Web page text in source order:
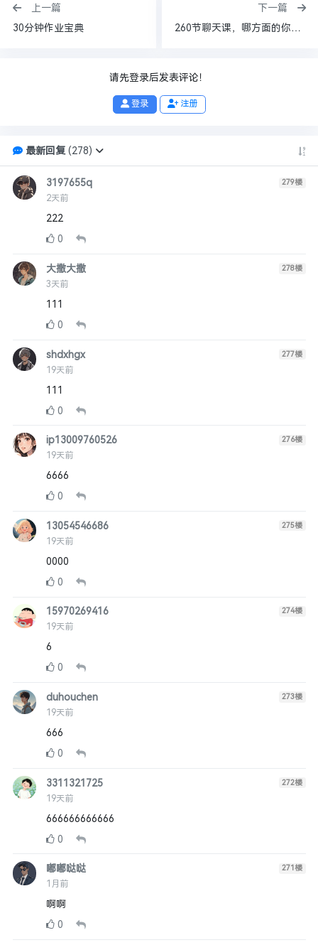
上一篇
30分钟作业宝典
下一篇
260节聊天课，哪方面的你肯定懂
请先登录后发表评论！
登录 注册
最新回复(278)
3197655q
2天前
279楼
222
0
大撒大撒
3天前
278楼
111
0
shdxhgx
19天前
277楼
111
0
ip13009760526
19天前
276楼
6666
0
13054546686
19天前
275楼
0000
0
15970269416
19天前
274楼
6
0
duhouchen
19天前
273楼
666
0
3311321725
19天前
272楼
666666666666
0
嘟嘟哒哒
1月前
271楼
啊啊
0